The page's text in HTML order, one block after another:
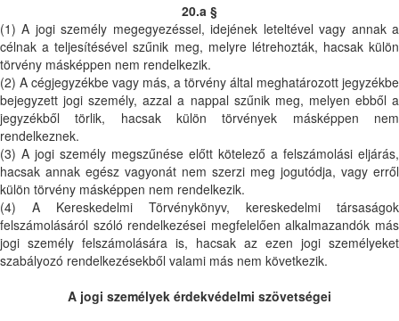
20.a §
(1) A jogi személy megegyezéssel, idejének leteltével vagy annak a
célnak a teljesítésével szűnik meg, melyre létrehozták, hacsak külön
törvény másképpen nem rendelkezik.
(2) A cégjegyzékbe vagy más, a törvény által meghatározott jegyzékbe
bejegyzett jogi személy, azzal a nappal szűnik meg, melyen ebből a
jegyzékből törlik, hacsak külön törvények másképpen nem
rendelkeznek.
(3) A jogi személy megszűnése előtt kötelező a felszámolási eljárás,
hacsak annak egész vagyonát nem szerzi meg jogutódja, vagy erről
külön törvény másképpen nem rendelkezik.
(4) A Kereskedelmi Törvénykönyv, kereskedelmi társaságok
felszámolásáról szóló rendelkezései megfelelően alkalmazandók más
jogi személy felszámolására is, hacsak az ezen jogi személyeket
szabályozó rendelkezésekből valami más nem következik.
A jogi személyek érdekvédelmi szövetségei